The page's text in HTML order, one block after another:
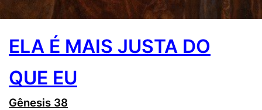
ELA É MAIS JUSTA DO
QUE EU
Gênesis 38